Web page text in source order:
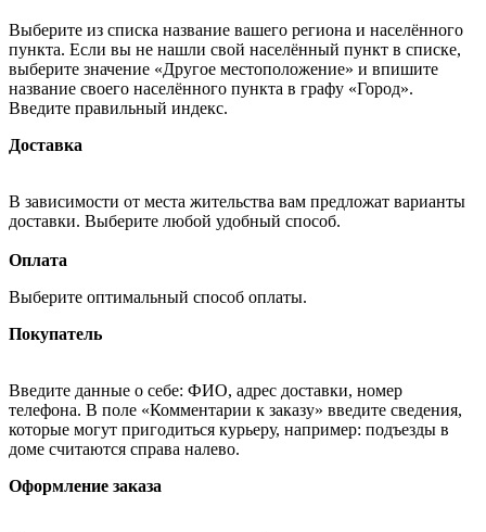
Выберите из списка название вашего региона и населённого
пункта. Если вы не нашли свой населённый пункт в списке,
выберите значение «Другое местоположение» и впишите
название своего населённого пункта в графу «Город».
Введите правильный индекс.
Доставка
В зависимости от места жительства вам предложат варианты
доставки. Выберите любой удобный способ.
Оплата
Выберите оптимальный способ оплаты.
Покупатель
Введите данные о себе: ФИО, адрес доставки, номер
телефона. В поле «Комментарии к заказу» введите сведения,
которые могут пригодиться курьеру, например: подъезды в
доме считаются справа налево.
Оформление заказа